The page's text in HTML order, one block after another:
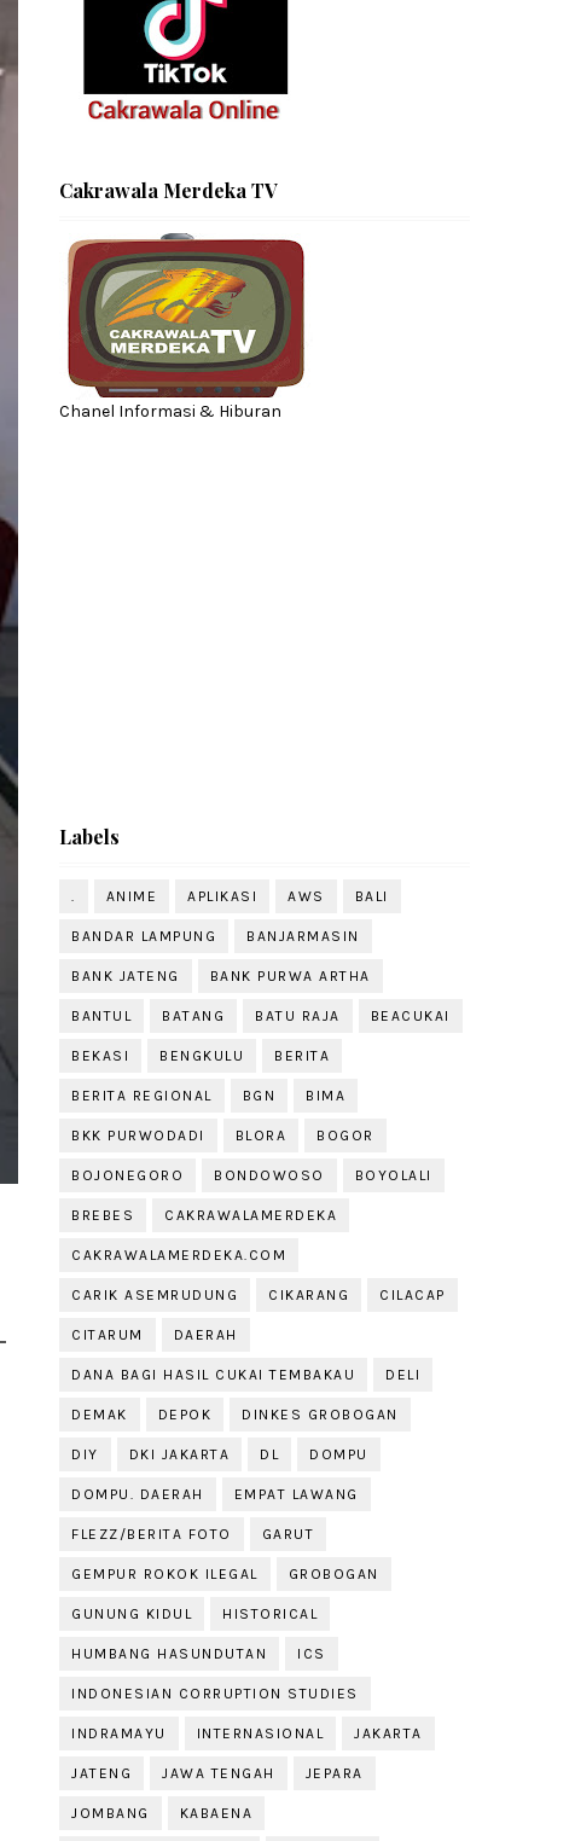
Cakrawala Merdeka TV
Chanel Informasi & Hiburan
Labels
. ANIME APLIKASI AWS BALI
BANDAR LAMPUNG BANJARMASIN
BANK JATENG BANK PURWA ARTHA
BANTUL BATANG BATU RAJA BEACUKAI
BEKASI BENGKULU BERITA
BERITA REGIONAL BGN BIMA
BKK PURWODADI BLORA BOGOR
BOJONEGORO BONDOWOSO BOYOLALI
BREBES CAKRAWALAMERDEKA
CAKRAWALAMERDEKA.COM
CARIK ASEMRUDUNG CIKARANG CILACAP
CITARUM DAERAH
DANA BAGI HASIL CUKAI TEMBAKAU DELI
DEMAK DEPOK DINKES GROBOGAN
DIY DKI JAKARTA DL DOMPU
DOMPU. DAERAH EMPAT LAWANG
FLEZZ/BERITA FOTO GARUT
GEMPUR ROKOK ILEGAL GROBOGAN
GUNUNG KIDUL HISTORICAL
HUMBANG HASUNDUTAN ICS
INDONESIAN CORRUPTION STUDIES
INDRAMAYU INTERNASIONAL JAKARTA
JATENG JAWA TENGAH JEPARA
JOMBANG KABAENA